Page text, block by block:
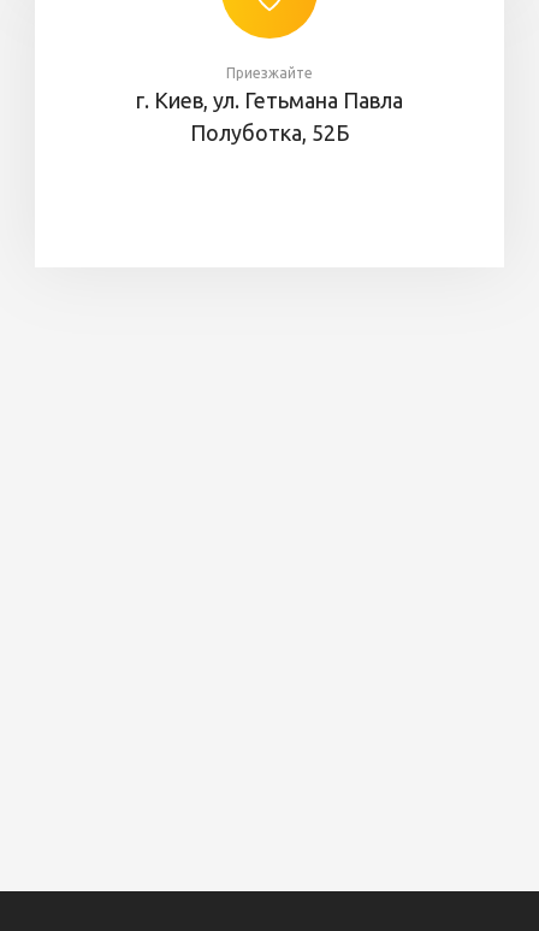
Приезжайте
г. Киев, ул. Гетьмана Павла
Полуботка, 52Б